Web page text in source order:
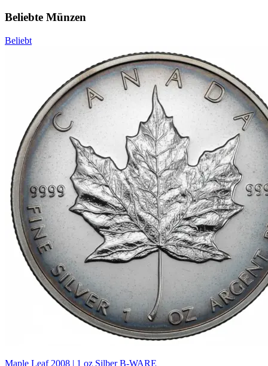
Beliebte Münzen
Beliebt
Maple Leaf 2008 | 1 oz Silber B-WARE